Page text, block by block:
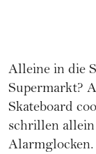
Alleine in die
Supermarkt?
Skateboard
schrillen